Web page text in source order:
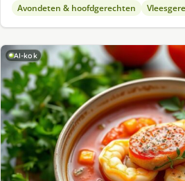
Avondeten & hoofdgerechten
AI-kok